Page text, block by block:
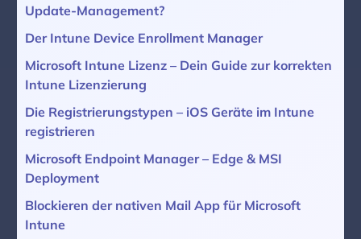
Update-Management?
Der Intune Device Enrollment Manager
Microsoft Intune Lizenz – Dein Guide zur korrekten
Intune Lizenzierung
Die Registrierungstypen – iOS Geräte im Intune
registrieren
Microsoft Endpoint Manager – Edge & MSI
Deployment
Blockieren der nativen Mail App für Microsoft
Intune